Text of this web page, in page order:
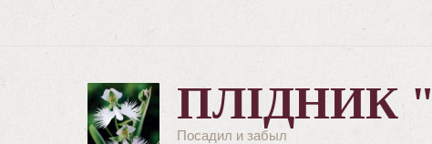
ПЛІДНИК
Посадил и забыл